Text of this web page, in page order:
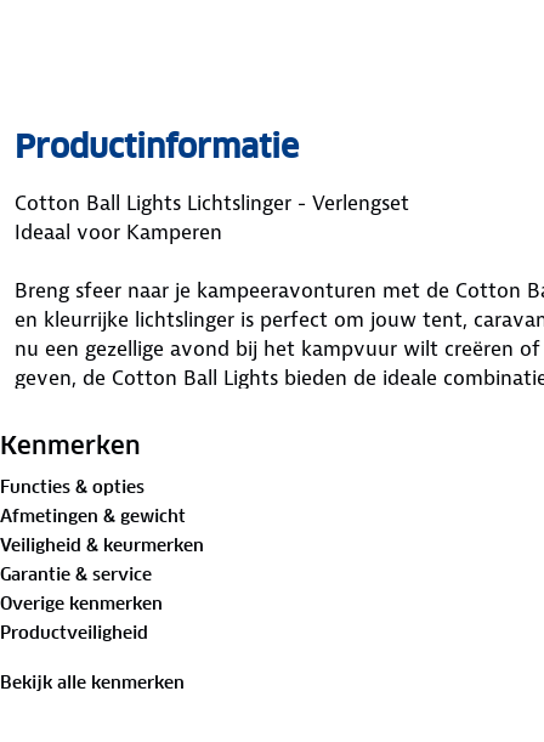
Productinformatie
Cotton Ball Lights Lichtslinger - Verlengset
Ideaal voor Kamperen
Breng sfeer naar je kampeeravonturen met de Cotton
en kleurrijke lichtslinger is perfect om jouw tent,
nu een gezellige avond bij het kampvuur wilt creëren
geven, de Cotton Ball Lights bieden de ideale
Voordelen van de Cotton Ball Lights lichtslinger:
knusse sfeer creëert.
- Eenvoudig mee te nemen: Lichtgewicht en compact,
- Duurzaam en waterbestendig: Geschikt voor zowel
- Energiezuinig: Werkt op 5 volt en kan op een
- Personalisatie: Verkrijgbaar in verschillende
unieke uitstraling te geven.
De lichtslinger is energiezuinig en werkt op 5 volt. Met
Kenmerken
Functies & opties
Afmetingen & gewicht
Veiligheid & keurmerken
Garantie & service
Overige kenmerken
Productveiligheid
Bekijk alle kenmerken